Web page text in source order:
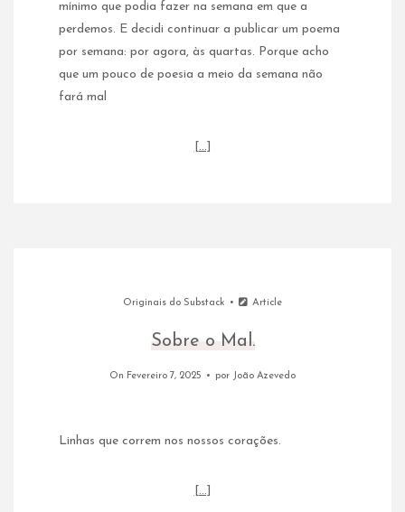
mínimo que podia fazer na semana em que a
perdemos. E decidi continuar a publicar um poema
por semana: por agora, às quartas. Porque acho
que um pouco de poesia a meio da semana não
fará mal
[…]
Originais do Substack Article
Sobre o Mal.
On Fevereiro 7, 2025 por João Azevedo
Linhas que correm nos nossos corações.
[…]